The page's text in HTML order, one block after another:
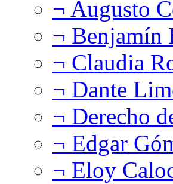
¬ Augusto
¬ Benjamín
¬ Claudia
¬ Dante
¬ Derecho
¬ Edgar
¬ Eloy